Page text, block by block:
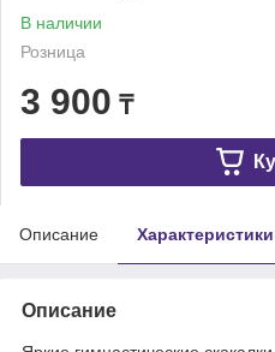
В наличии
Розница
3 900 ₸
Описание Характеристики
Описание